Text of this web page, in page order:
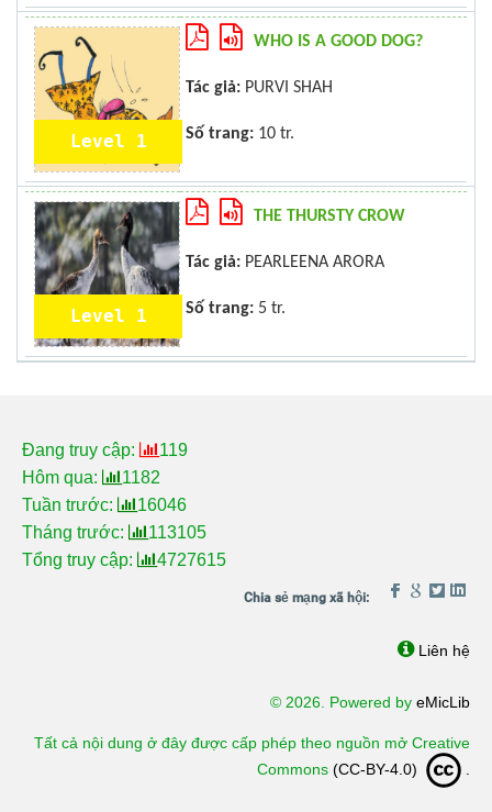
Level 1
WHO IS A GOOD DOG?
Tác giả: PURVI SHAH
Số trang: 10 tr.
Level 1
THE THURSTY CROW
Tác giả: PEARLEENA ARORA
Số trang: 5 tr.
Đang truy cập:
119
Hôm qua:
1182
Tuần trước:
16046
Tháng trước:
113105
Tổng truy cập:
4727615
Liên hệ
© 2026. Powered by eMicLib
Tất cả nội dung ở đây được cấp phép theo nguồn mở Creative
Commons (CC-BY-4.0)